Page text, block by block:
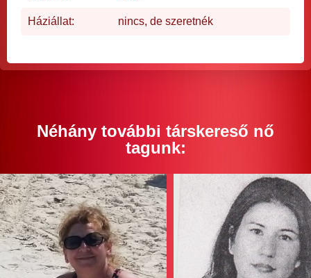
Háziállat: nincs, de szeretnék
Néhány további társkereső nő
tagunk: